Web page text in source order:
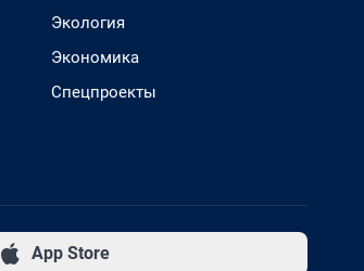
Экология
Экономика
Спецпроекты
App Store